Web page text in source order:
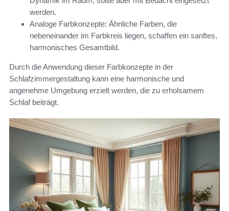
werden.
Analoge Farbkonzepte: Ähnliche Farben, die
nebeneinander im Farbkreis liegen, schaffen ein sanftes,
harmonisches Gesamtbild.
Durch die Anwendung dieser Farbkonzepte in der
Schlafzimmergestaltung kann eine harmonische und
angenehme Umgebung erzielt werden, die zu erholsamem
Schlaf beiträgt.